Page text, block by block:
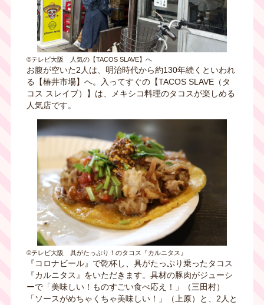
©テレビ大阪 人気の【TACOS SLAVE】へ
お腹が空いた2人は、明治時代から約130年続くといわれ
る【椿井市場】へ。入ってすぐの【TACOS SLAVE（タ
コス スレイブ）】は、メキシコ料理のタコスが楽しめる
人気店です。
©テレビ大阪 具がたっぷり！のタコス『カルニタス』
『コロナビール』で乾杯し、具がたっぷり乗ったタコス
『カルニタス』をいただきます。具材の豚肉がジューシ
ーで「美味しい！ものすごい食べ応え！」（三田村）
「ソースがめちゃくちゃ美味しい！」（上原）と、2人と